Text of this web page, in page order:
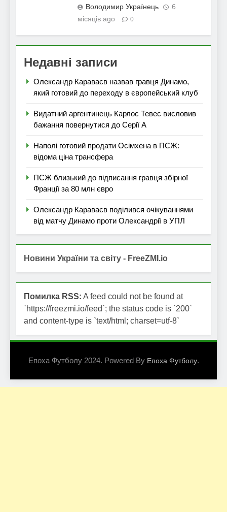
Володимир Українець
6
місяців ago
0
Недавні записи
Олександр Караваєв назвав гравця Динамо,
який готовий до переходу в європейський клуб
Видатний аргентинець Карлос Тевес висловив
бажання повернутися до Серії А
Наполі готовий продати Осімхена в ПСЖ:
відома ціна трансфера
ПСЖ близький до підписання гравця збірної
Франції за 80 млн євро
Олександр Караваєв поділився очікуваннями
від матчу Динамо проти Олександрії в УПЛ
Новини України та світу - FreeZMI.io
Помилка RSS: A feed could not be found at
`https://freezmi.io/feed`; the status code is `200`
and content-type is `text/html; charset=utf-8`
Епоха Футболу 2024. Powered By Епоха Футболу.